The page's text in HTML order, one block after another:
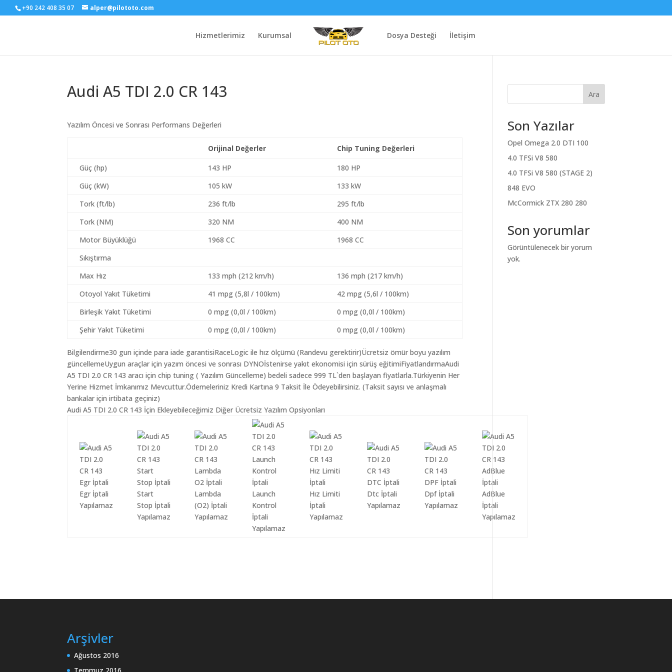
+90 242 408 35 07 alper@pilototo.com
Hizmetlerimiz Kurumsal Dosya Desteği İletişim
Audi A5 TDI 2.0 CR 143
Yazılım Öncesi ve Sonrası Performans Değerleri
Orijinal Değerler Chip Tuning Değerleri
Güç (hp) 143 HP
180 HP
Güç (kW)
105 kW
133 kW
Tork (ft/lb)
236 ft/lb
295 ft/lb
Tork (NM)
320 NM
400 NM
Motor Büyüklüğü
1968 CC
1968 CC
Sıkıştırma
Max Hız
133 mph (212 km/h)
136 mph (217 km/h)
Otoyol Yakıt Tüketimi
41 mpg (5,8l / 100km)
42 mpg (5,6l / 100km)
Birleşik Yakıt Tüketimi
0 mpg (0,0l / 100km)
0 mpg (0,0l / 100km)
Şehir Yakıt Tüketimi
0 mpg (0,0l / 100km) 0 mpg (0,0l / 100km)
Bilgilendirme30 gun içinde para iade garantisiRaceLogic ile hız ölçümü (Randevu gerektirir)Ücretsiz ömür boyu yazılım
güncellemeUygun araçlar için yazım öncesi ve sonrası DYNOİstenirse yakıt ekonomisi için sürüş eğitimiFiyatlandırmaAudi
A5 TDI 2.0 CR 143 aracı için chip tuning ( Yazılım Güncelleme) bedeli sadece 999 TL`den başlayan fiyatlarla.Türkiyenin Her
Yerine Hizmet İmkanımız Mevcuttur.Ödemeleriniz Kredi Kartına 9 Taksit İle Ödeyebilirsiniz. (Taksit sayısı ve anlaşmalı
bankalar için irtibata geçiniz)
Audi A5 TDI 2.0 CR 143 İçin Ekleyebileceğimiz Diğer Ücretsiz Yazılım Opsiyonları
Egr İptali
Yapılamaz
Start
Stop İptali
Yapılamaz
Lambda
(O2) İptali
Yapılamaz
Launch
Kontrol
İptali
Yapılamaz
Hız Limiti
İptali
Yapılamaz
Dtc İptali
Yapılamaz
Dpf İptali
Yapılamaz
AdBlue
İptali
Yapılamaz
Ara
Son Yazılar
Opel Omega 2.0 DTI 100
4.0 TFSi V8 580
4.0 TFSi V8 580 (STAGE 2)
848 EVO
McCormick ZTX 280 280
Son yorumlar
Görüntülenecek bir yorum
yok.
Arşivler
Ağustos 2016
Temmuz 2016